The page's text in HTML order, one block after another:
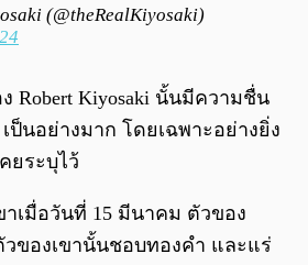
(@theRealKiyosaki)
Robert Kiyosaki นั้นมีความชื่น
ป็นอย่างมาก โดยเฉพาะอย่างยิ่ง
ยระบุไว้
าเมื่อวันที่ 15 มีนาคม ตัวของ
วของเขานั้นชอบทองคำ และแร่